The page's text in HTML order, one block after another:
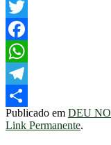
Twitter
Facebook
WhatsApp
Telegram
Share
Publicado em DEU
Link Permanente.